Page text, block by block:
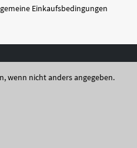
Einkaufsbedingungen
wenn nicht anders angegeben.